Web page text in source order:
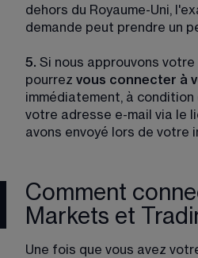
dehors du Royaume-Uni,
demande peut prendre un
5. Si nous approuvons votre
pourrez vous connecter à
immédiatement, à condition
votre adresse e-mail via le
avons envoyé lors de votre
Comment
Markets et
Une fois que vous avez